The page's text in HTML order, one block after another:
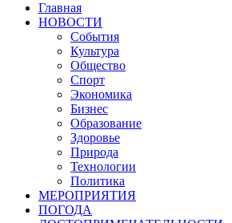
Главная
НОВОСТИ
События
Культура
Общество
Спорт
Экономика
Бизнес
Образование
Здоровье
Природа
Технологии
Политика
МЕРОПРИЯТИЯ
ПОГОДА